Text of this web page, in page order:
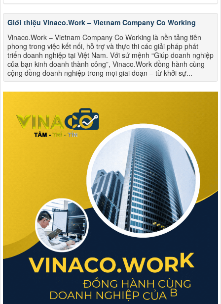
Giới thiệu Vinaco.Work – Vietnam Company Co Working
Vinaco.Work – Vietnam Company Co Working là nền tảng tiên
phong trong việc kết nối, hỗ trợ và thực thi các giải pháp phát
triển doanh nghiệp tại Việt Nam. Với sứ mệnh “Giúp doanh nghiệp
của bạn kinh doanh thành công”, Vinaco.Work đồng hành cùng
cộng đồng doanh nghiệp trong mọi giai đoạn – từ khởi sự...